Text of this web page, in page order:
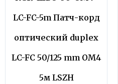
LC-FC-5m Патч-корд
оптический duplex
LC-FC 50/125 mm OM4
5м LSZH